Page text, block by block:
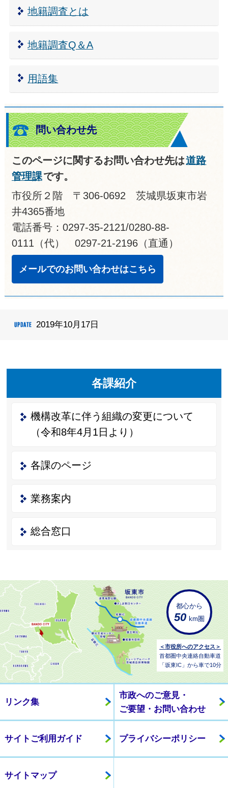
地籍調査とは
地籍調査Q＆A
用語集
問い合わせ先
このページに関するお問い合わせ先は道路
管理課です。
市役所２階 〒306-0692 茨城県坂東市岩
井4365番地
電話番号：0297-35-2121/0280-88-
0111（代） 0297-21-2196（直通）
メールでのお問い合わせはこちら
2019年10月17日
各課紹介
機構改革に伴う組織の変更について
（令和8年4月1日より）
各課のページ
業務案内
総合窓口
都心から
50 km圏
＜市役所へのアクセス＞
首都圏中央連絡自動車道
「坂東IC」から車で10分
リンク集
市政へのご意見・
ご要望・お問い合わせ
サイトご利用ガイド プライバシーポリシー
サイトマップ